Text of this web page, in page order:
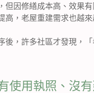
但因修繕成本高、效果
高，老屋重建需求也越來
後，許多社區才發現，
使用執照、沒有